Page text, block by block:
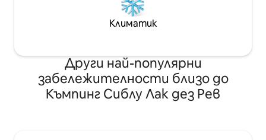
Климатик
Други най-популярни
забележителности близо до
Къмпинг Сиблу Лак дез Рев